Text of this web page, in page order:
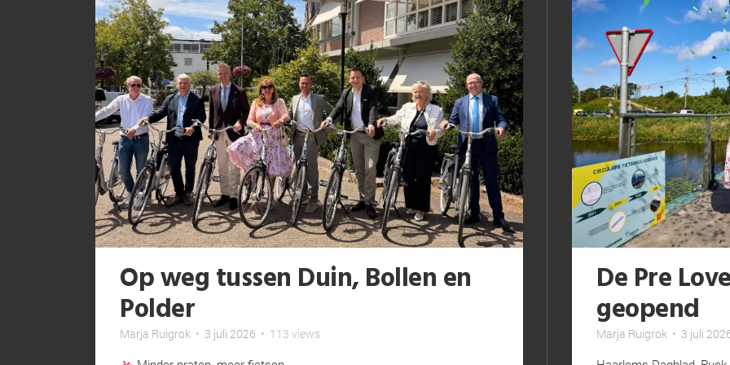
Op weg tussen Duin, Bollen en
Polder
Marja Ruigrok • 3 juli 2026 • 113 views
De Pre
geopend
Marja Ruigrok • 3 juli